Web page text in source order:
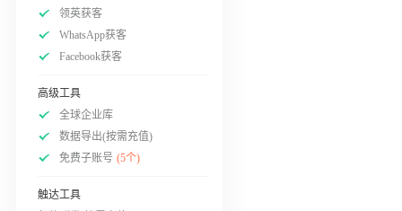
领英获客
WhatsApp获客
Facebook获客
高级工具
全球企业库
数据导出(按需充值)
免费子账号 (5个)
触达工具